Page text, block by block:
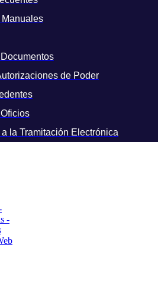
Manuales
de Poder
la Tramitación Electrónica
-